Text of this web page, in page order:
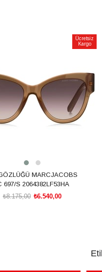
Ücretsiz
Kargo
MARCJACOBS
697/S 2064382LF53HA
₺6.540,00
₺8.175,00